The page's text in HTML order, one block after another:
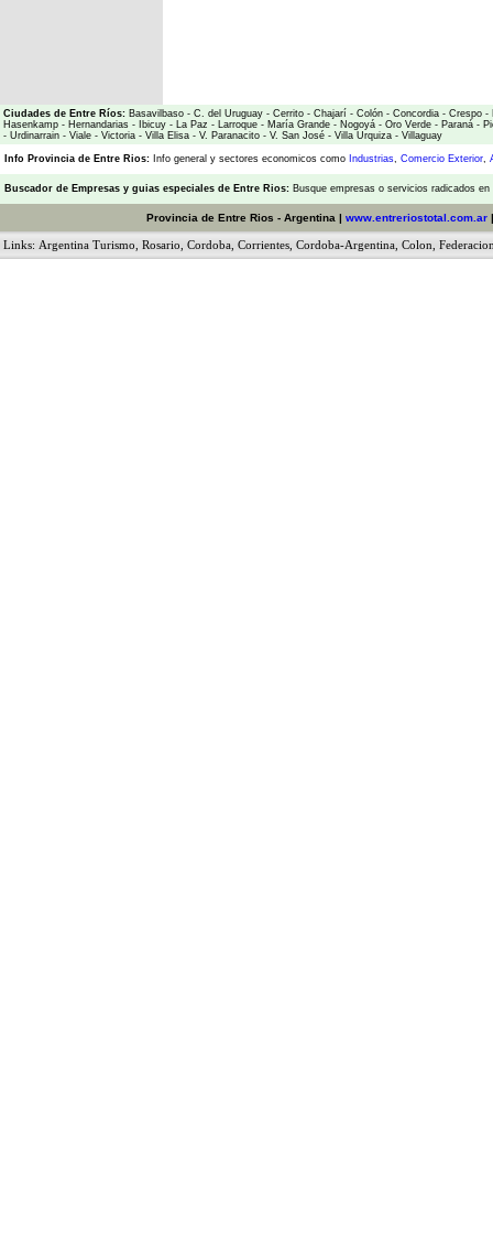
Ciudades de Entre Ríos: Basavilbaso - C. del Uruguay - Cerrito - Chajarí - Colón - Concordia - Crespo -
Hasenkamp - Hernandarias - Ibicuy - La Paz - Larroque - María Grande - Nogoyá - Oro Verde - Paraná -
- Urdinarrain - Viale - Victoria - Villa Elisa - V. Paranacito - V. San José - Villa Urquiza - Villaguay
Info Provincia de Entre Rios: Info general y sectores economicos como Industrias, Comercio Exterior,
Buscador de Empresas y guias especiales de Entre Rios: Busque empresas o servicios radicados
Provincia de Entre Rios - Argentina | www.entreriostotal.com.ar
Links: Argentina Turismo Rosario Cordoba Corrientes Cordoba-Argentina Colon